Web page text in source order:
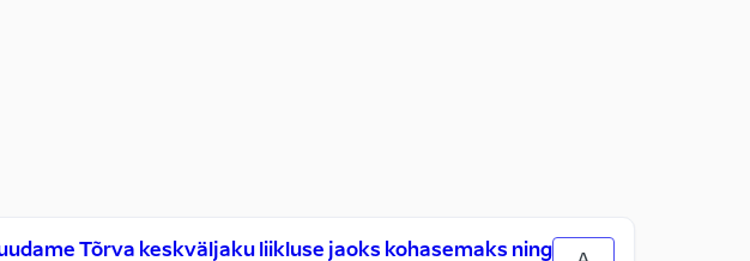
Tõrva keskväljaku liikluse jaoks kohasemaks ning